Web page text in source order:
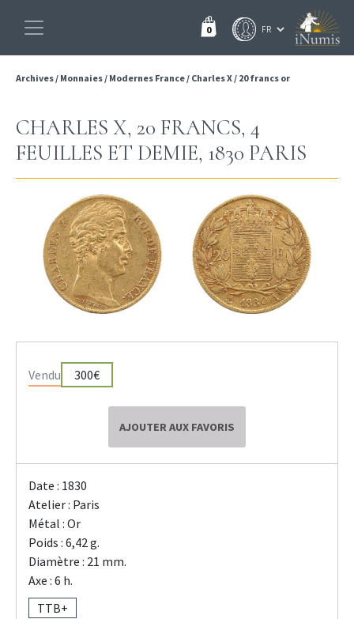
0
Archives/ Monnaies/ Modernes France/ Charles X/ 20 francs or
CHARLES X, 20 FRANCS, 4
FEUILLES ET DEMIE, 1830 PARIS
Vendu 300€
AJOUTER AUX FAVORIS
Date : 1830
Atelier : Paris
Métal : Or
Poids : 6,42 g.
Diamètre : 21 mm.
Axe : 6 h.
TTB+